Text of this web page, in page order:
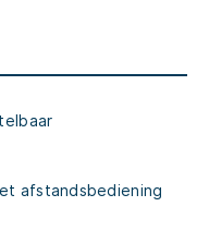
afstandsbediening